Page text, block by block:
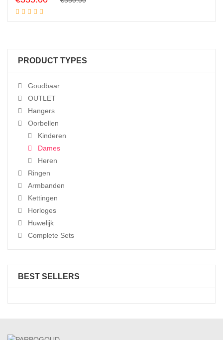
PRODUCT TYPES
Goudbaar
OUTLET
Hangers
Oorbellen
Kinderen
Dames
Heren
Ringen
Armbanden
Kettingen
Horloges
Huwelijk
Complete Sets
BEST SELLERS